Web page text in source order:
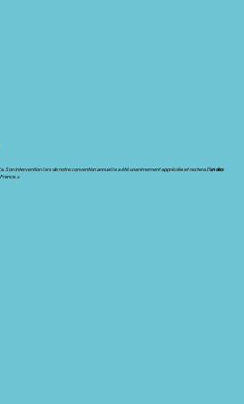
Son intervention lors de notre convention annuelle a été unanimement appréciée et resteral’un des
»